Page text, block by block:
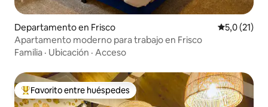
Departamento en Frisco Calificación
5,0 (21)
Apartamento moderno para trabajo en Frisco
Familia · Ubicación · Acceso
Favorito entre los huéspedes más destacados
Favorito entre huéspedes